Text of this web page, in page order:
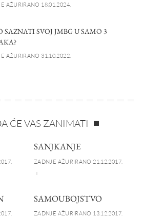
AŽURIRANO 18.01.2024.
SAZNATI SVOJ JMBG U SAMO 3
AŽURIRANO 31.10.2022.
ĆE VAS ZANIMATI
SANJKANJE
ZADNJE AŽURIRANO 21.12.2017.
SAMOUBOJSTVO
ZADNJE AŽURIRANO 13.12.2017.